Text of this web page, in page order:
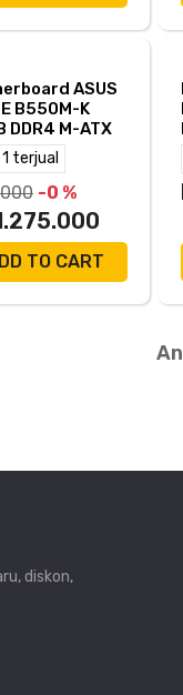
ASUS
B550M-K
DDR4 M-ATX
1 terjual
-0 %
TO CART
diskon,